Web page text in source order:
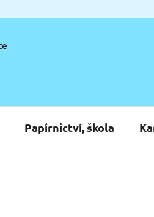
Papírnictví, škola